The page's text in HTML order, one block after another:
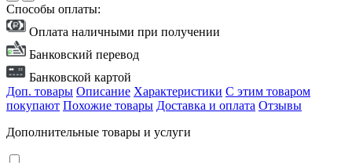
Способы оплаты:
Оплата наличными при получении
Банковский перевод
Банковской картой
Доп. товары Описание Характеристики С этим товаром
покупают Похожие товары Доставка и оплата Отзывы
Дополнительные товары и услуги